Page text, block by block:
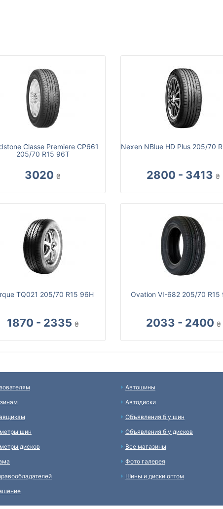
Classe Premiere CP661
205/70 R15 96T
3020 ₴
Nexen NBlue HD Plus 205/70
2800 - 3413 ₴
TQ021 205/70 R15 96H
1870 - 2335 ₴
Ovation VI-682 205/70 R15
2033 - 2400 ₴
шин
дисков
Автошины
Автодиски
Объявления б у шин
Объявления б у дисков
Все магазины
Фото галерея
Шины и диски оптом